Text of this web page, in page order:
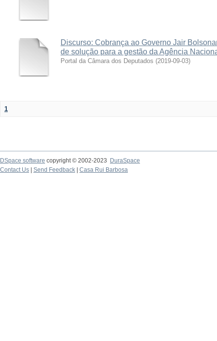
Discurso: Cobrança ao Governo Jair
de solução para a gestão da Agência
Portal da Câmara dos Deputados (2019-09-03)
1
DSpace software copyright © 2002-2023
DuraSpace
Contact Us
Send Feedback Casa Rui Barbosa